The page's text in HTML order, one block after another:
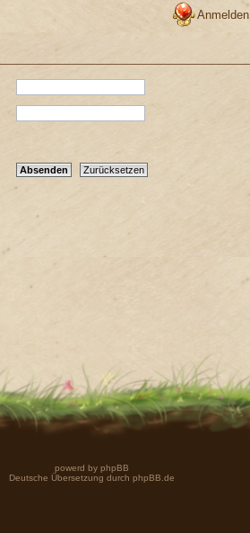
Anmelden
powerd byphpBB
Deutsche Übersetzung durch phpBB.de